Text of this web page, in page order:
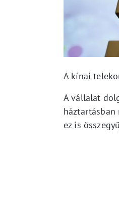
A kínai
A vállalat
ez is